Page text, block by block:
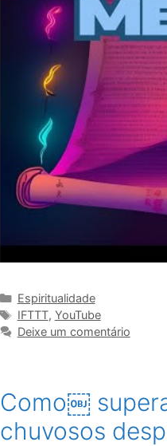
Categorias
Espiritualidade
Tags
IFTTT, YouTube
Deixe um comentário
Como￼
chuvosos